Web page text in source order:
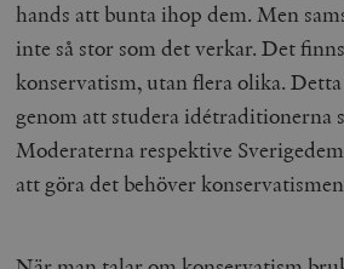
hands att bunta ihop dem. Men
inte så stor som det verkar. Det
konservatism, utan flera olika.
genom att studera idétraditionerna
Moderaterna respektive
att göra det behöver